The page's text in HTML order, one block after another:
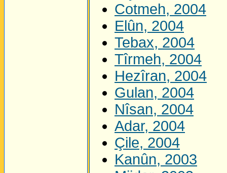
Cotmeh, 2004
Elûn, 2004
Tebax, 2004
Tîrmeh, 2004
Hezîran, 2004
Gulan, 2004
Nîsan, 2004
Adar, 2004
Çile, 2004
Kanûn, 2003